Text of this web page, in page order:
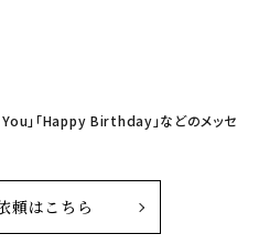
」「Happy Birthday」などのメッセ
頼はこちら